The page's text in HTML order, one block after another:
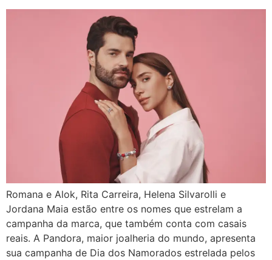
Romana e Alok, Rita Carreira, Helena Silvarolli e
Jordana Maia estão entre os nomes que estrelam a
campanha da marca, que também conta com casais
reais. A Pandora, maior joalheria do mundo, apresenta
sua campanha de Dia dos Namorados estrelada pelos